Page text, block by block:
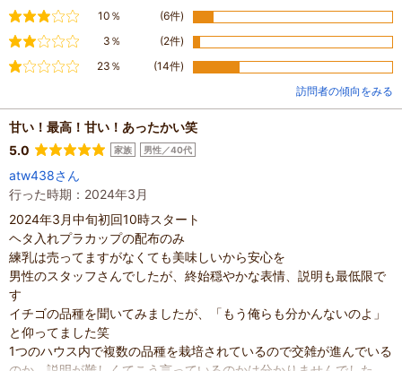
普通10％ (6件)
やや不満
3％ (2件)
不満23％
(14件)
訪問者の傾向をみる
甘い！最高！甘い！あったかい笑
5.0
家族 男性／40代
atw438さん
行った時期：2024年3月
2024年3月中旬初回10時スタート
ヘタ入れプラカップの配布のみ
練乳は売ってますがなくても美味しいから安心を
男性のスタッフさんでしたが、終始穏やかな表情、説明も最低限で
す
イチゴの品種を聞いてみましたが、「もう俺らも分かんないのよ」
と仰ってました笑
1つのハウス内で複数の品種を栽培されているので交雑が進んでいる